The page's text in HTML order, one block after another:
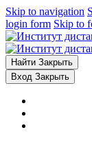
Skip to navigation
login form Skip to
Найти Закрыть
Вход Закрыть